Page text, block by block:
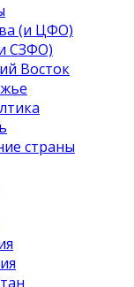
(и ЦФО)
СЗФО)
Восток
страны